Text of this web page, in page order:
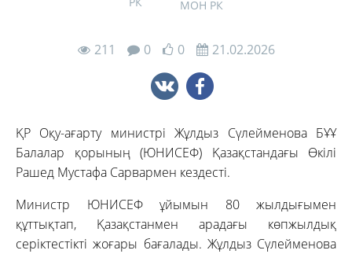
МОН РК
211 0 0 21.02.2026
ҚР Оқу-ағарту министрі Жұлдыз Сүлейменова БҰҰ
Балалар қорының (ЮНИСЕФ) Қазақстандағы Өкілі
Рашед Мустафа Сарвармен кездесті.
Министр ЮНИСЕФ ұйымын 80 жылдығымен
құттықтап, Қазақстанмен арадағы көпжылдық
серіктестікті жоғары бағалады. Жұлдыз Сүлейменова